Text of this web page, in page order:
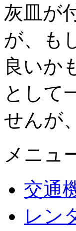
灰皿が
が、も
良いか
として
せんが
メニュ
交通
レン